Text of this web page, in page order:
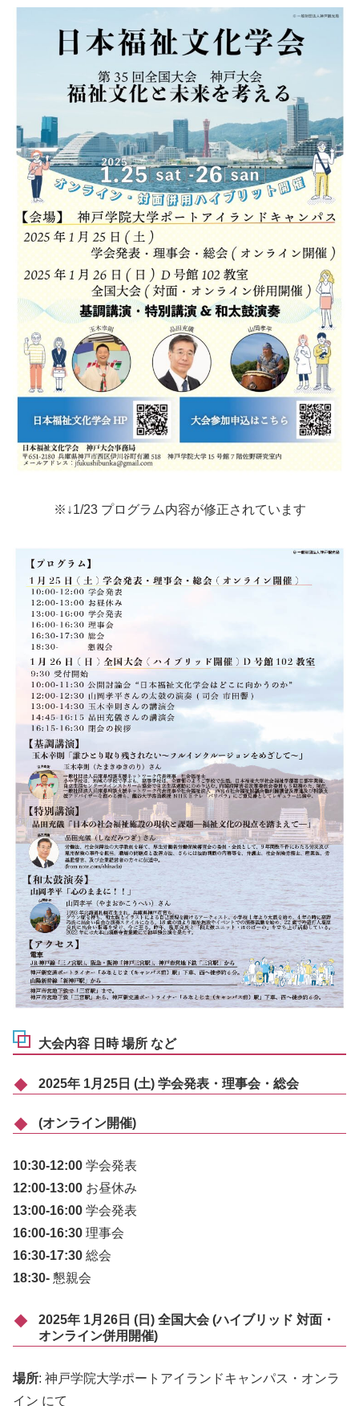
※↓1/23 プログラム内容が修正されています
大会内容 日時 場所 など
2025年 1月25日 (土) 学会発表・理事会・総会
(オンライン開催)
10:30-12:00 学会発表
12:00-13:00 お昼休み
13:00-16:00 学会発表
16:00-16:30 理事会
16:30-17:30 総会
18:30- 懇親会
2025年 1月26日 (日) 全国大会 (ハイブリッド 対面・
オンライン併用開催)
場所: 神戸学院大学ポートアイランドキャンパス・オンラ
イン にて